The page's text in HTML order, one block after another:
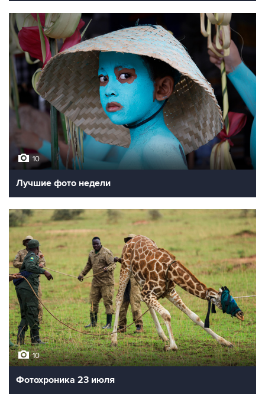
10
Лучшие фото недели
10
Фотохроника 23 июля